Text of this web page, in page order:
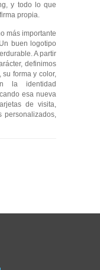
y todo lo que
propia.
más importante
buen logotipo
A partir
definimos
forma y color,
la identidad
esa nueva
de visita,
personalizados,